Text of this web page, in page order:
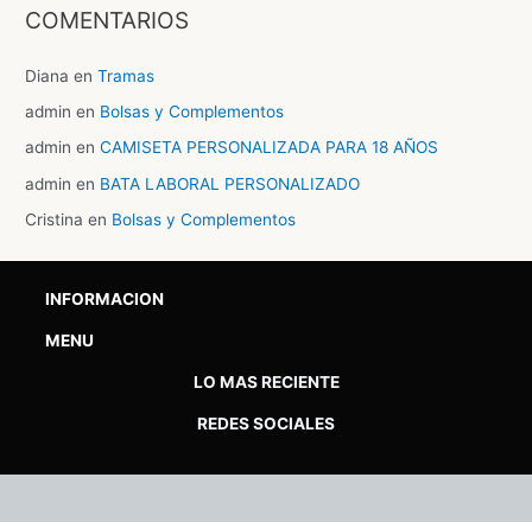
COMENTARIOS
Diana enTramas
admin en Bolsas y Complementos
admin enCAMISETA PERSONALIZADA PARA 18 AÑOS
admin en BATA LABORAL PERSONALIZADO
Cristina en Bolsas y Complementos
INFORMACION
MENU
LO MAS RECIENTE
REDES SOCIALES